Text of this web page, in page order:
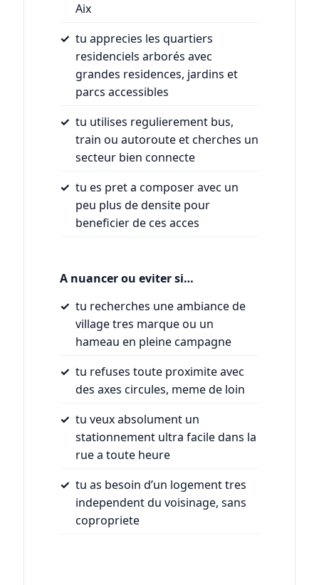
Aix
tu apprecies les quartiers
residenciels arborés avec
grandes residences, jardins et
parcs accessibles
tu utilises regulierement bus,
train ou autoroute et cherches un
secteur bien connecte
tu es pret a composer avec un
peu plus de densite pour
beneficier de ces acces
A nuancer ou eviter si…
tu recherches une ambiance de
village tres marque ou un
hameau en pleine campagne
tu refuses toute proximite avec
des axes circules, meme de loin
tu veux absolument un
stationnement ultra facile dans la
rue a toute heure
tu as besoin d’un logement tres
independent du voisinage, sans
copropriete